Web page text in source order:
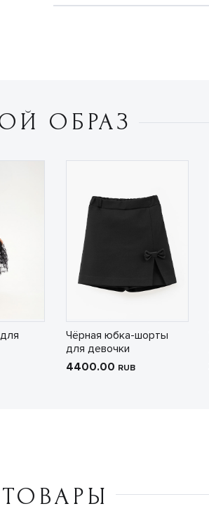
ОБРАЗ
Чёрная юбка-шорты
для девочки
4400.00 RUB